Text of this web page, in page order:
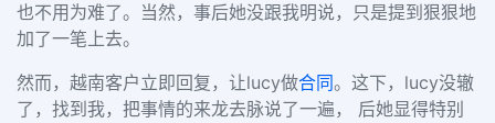
也不用为难了。当然，事后她没跟我明说，只是提到狠狠地
加了一笔上去。
然而，越南客户立即回复，让lucy做合同。这下，lucy没辙
了，找到我，把事情的来龙去脉说了一遍， 后她显得特别